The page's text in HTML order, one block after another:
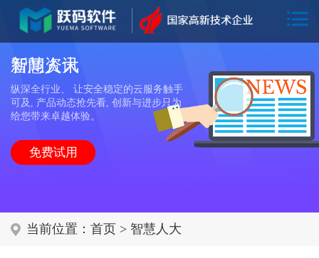
新闻资讯
纵深全行业、 让安全稳定的云服务触手
可及, 产品动态抢先看, 创新与进步只为
给您带来卓越体验。
免费试用
智慧人大
当前位置： 首页> 智慧人大